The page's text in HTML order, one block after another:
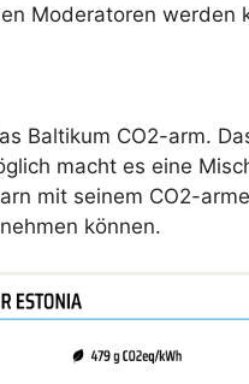
Moderatoren werden
Baltikum CO2-arm.
macht es eine
mit seinem CO2-
können.